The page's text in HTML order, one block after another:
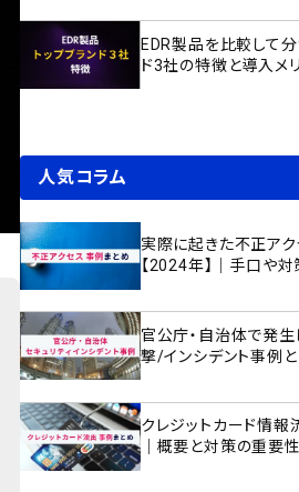
EDR製品を比較して分
ド3社の特徴と導入メ
人気コラム
実際に起きた不正ア
【2024年】｜手口や
官公庁・自治体で発
撃/インシデント事例
クレジットカード情報
｜概要と対策の重要性